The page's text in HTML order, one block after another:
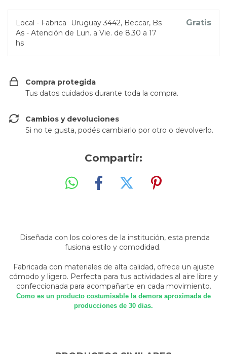
Local - Fabrica
Uruguay 3442, Beccar, Bs
As - Atención de Lun. a Vie. de 8,30 a 17
hs
Gratis
Compra protegida
Tus datos cuidados durante toda la compra.
Cambios y devoluciones
Si no te gusta, podés cambiarlo por otro o devolverlo.
Compartir:
Diseñada con los colores de la institución, esta prenda
fusiona estilo y comodidad.
Fabricada con materiales de alta calidad, ofrece un ajuste
cómodo y ligero. Perfecta para tus actividades al aire libre y
confeccionada para acompañarte en cada movimiento.
Como es un producto costumisable la demora aproximada de
producciones de 30 dias.